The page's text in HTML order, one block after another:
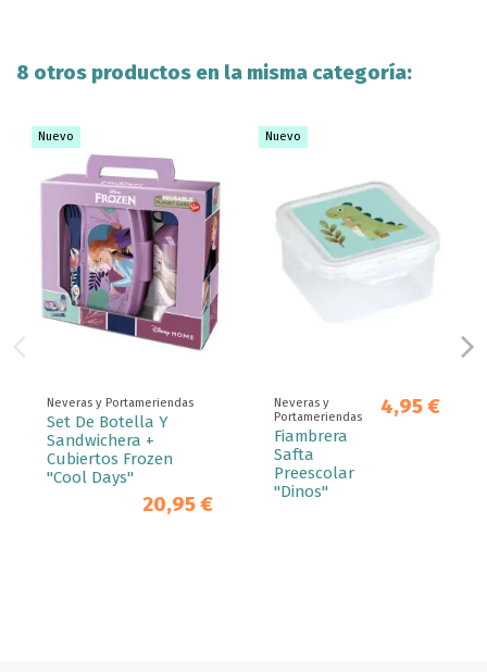
8 otros productos en la misma categoría:
Nuevo
Neveras y Portameriendas
Set De Botella Y
Sandwichera +
Cubiertos Frozen
"Cool Days"
20,95 €
Nuevo
Neveras y
Portameriendas
Fiambrera
Safta
Preescolar
"Dinos"
4,95 €